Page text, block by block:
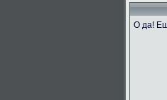
О да!